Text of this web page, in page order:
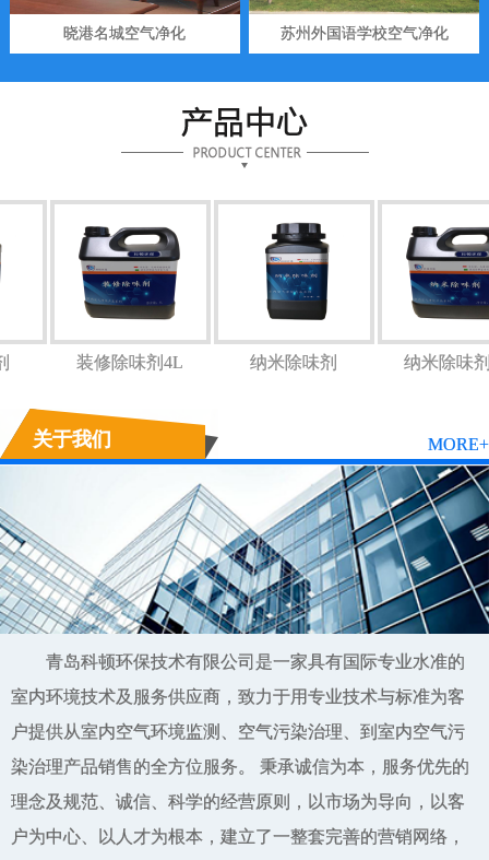
晓港名城空气净化 苏州外国语学校空气净化
装修除味剂4L 纳米除味剂 纳米除
关于我们 MORE+
青岛科顿环保技术有限公司是一家具有国际专业水准的
室内环境技术及服务供应商，致力于用专业技术与标准为客
户提供从室内空气环境监测、空气污染治理、到室内空气污
染治理产品销售的全方位服务。 秉承诚信为本，服务优先的
理念及规范、诚信、科学的经营原则，以市场为导向，以客
户为中心、以人才为根本，建立了一整套完善的营销网络，